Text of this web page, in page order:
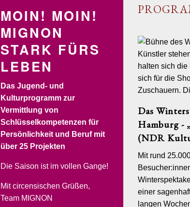
VERLEIH BUCHEN&RESERVIEREN
Die
der
MOIN! MOIN!
MIGNON
STARK FÜRS
LEBEN
Das Jugend- und
Kulturprogramm zur
Vermittlung von
Schlüsselkompetenzen für
Persönlichkeit und Beruf mit
über 25 Projekten
Die Saison ist im vollen Gange!
Mit circensischen Grüßen,
Team MIGNON
Das
Hamburg -
(NDR
Mit rund
einer
langen